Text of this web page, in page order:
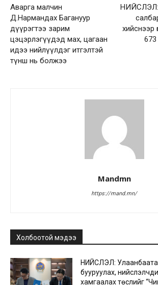
Аварга малчин
Д.Нармандах Багануур
дүүрэгтээ зарим
цэцэрлэгүүдэд мах, цагаан
идээ нийлүүлдэг итгэлтэй
түнш нь болжээ
НИЙСЛЭЛ:
хийснээр
Mandmn
https://mand.mn/
Холбоотой мэдээ
НИЙСЛЭЛ:
бууруулах,
хамгаалах төслийг